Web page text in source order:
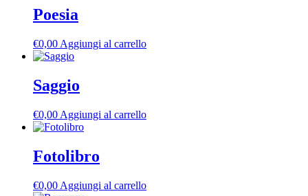
Poesia
€0,00 Aggiungi al carrello
Saggio
€0,00 Aggiungi al carrello
Fotolibro
€0,00 Aggiungi al carrello